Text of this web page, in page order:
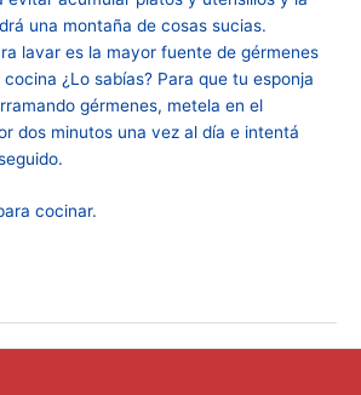
una montaña de cosas sucias.
lavar es la mayor fuente de gérmenes
¿Lo sabías? Para que tu esponja
gérmenes, metela en el
dos minutos una vez al día e intentá
cocinar.